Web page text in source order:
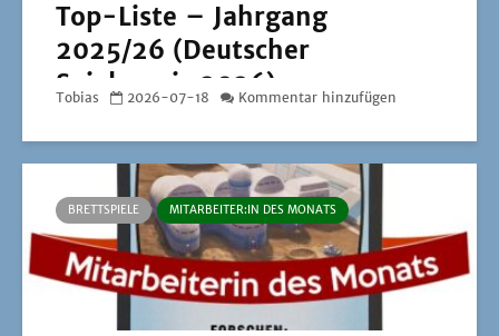
Top-Liste – Jahrgang
2025/26 (Deutscher
Spielepreis 2026)
Tobias 2026-07-18 Kommentar hinzufügen
BRETTSPIELE MITARBEITER:IN DES MONATS